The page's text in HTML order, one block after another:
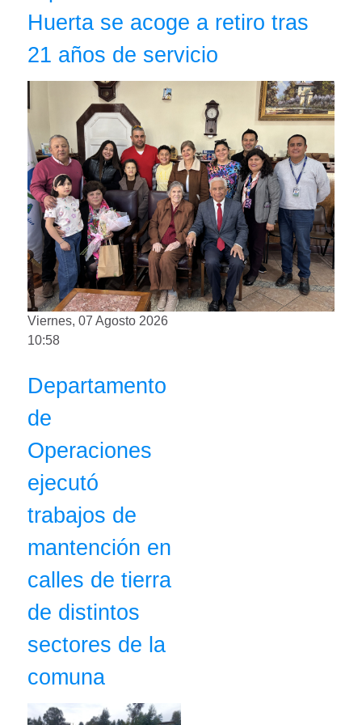
Huerta se acoge a retiro tras
21 años de servicio
Viernes, 07 Agosto 2026
10:58
Departamento
de
Operaciones
ejecutó
trabajos de
mantención en
calles de tierra
de distintos
sectores de la
comuna